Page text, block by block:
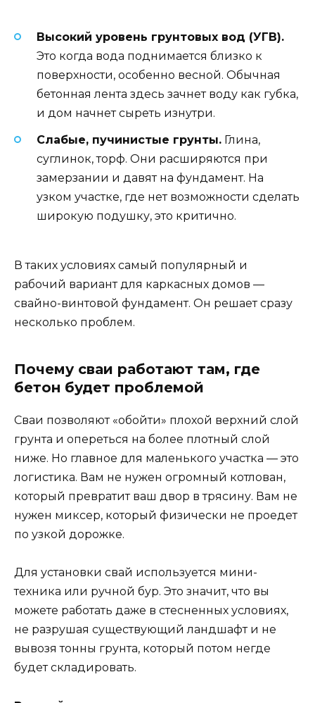
Высокий уровень грунтовых вод (УГВ).
Это когда вода поднимается близко к
поверхности, особенно весной. Обычная
бетонная лента здесь зачнет воду как губка,
и дом начнет сыреть изнутри.
Слабые, пучинистые грунты. Глина,
суглинок, торф. Они расширяются при
замерзании и давят на фундамент. На
узком участке, где нет возможности сделать
широкую подушку, это критично.
В таких условиях самый популярный и
рабочий вариант для каркасных домов —
свайно-винтовой фундамент. Он решает сразу
несколько проблем.
Почему сваи работают там, где
бетон будет проблемой
Сваи позволяют «обойти» плохой верхний слой
грунта и опереться на более плотный слой
ниже. Но главное для маленького участка — это
логистика. Вам не нужен огромный котлован,
который превратит ваш двор в трясину. Вам не
нужен миксер, который физически не проедет
по узкой дорожке.
Для установки свай используется мини-
техника или ручной бур. Это значит, что вы
можете работать даже в стесненных условиях,
не разрушая существующий ландшафт и не
вывозя тонны грунта, который потом негде
будет складировать.